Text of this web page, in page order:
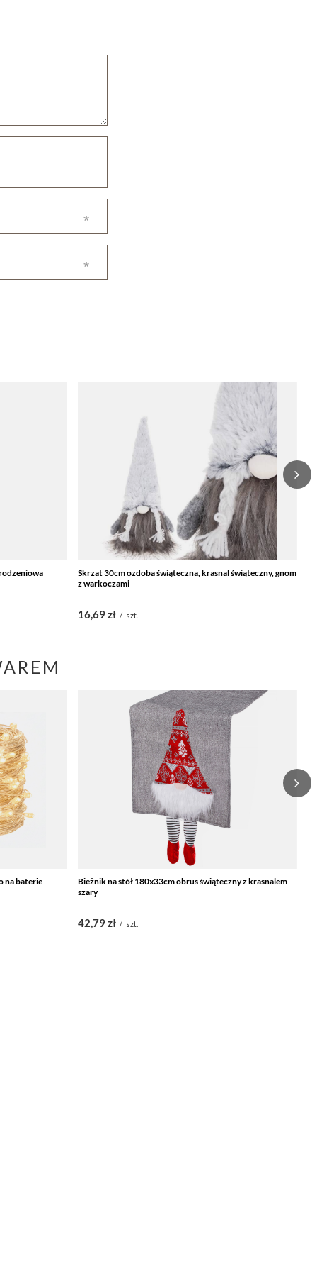
Skrzat 30cm ozdoba świąteczna, krasnal świąteczny, gnom
z warkoczami
16,69 zł / szt.
na baterie
Bieżnik na stół 180x33cm obrus świąteczny z krasnalem
szary
42,79 zł / szt.